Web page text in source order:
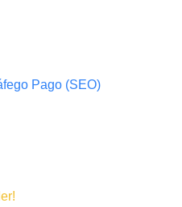
Pago (SEO)